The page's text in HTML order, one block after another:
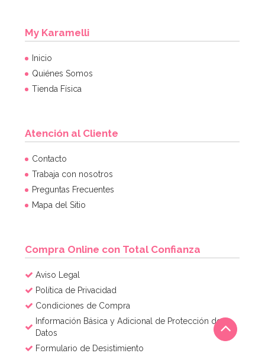
My Karamelli
Inicio
Quiénes Somos
Tienda Física
Atención al Cliente
Contacto
Trabaja con nosotros
Preguntas Frecuentes
Mapa del Sitio
Compra Online con Total Confianza
Aviso Legal
Política de Privacidad
Condiciones de Compra
Información Básica y Adicional de Protección de
Datos
Formulario de Desistimiento